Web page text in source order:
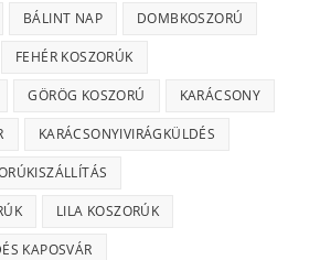
BÁLINT NAP DOMBKOSZORÚ
FEHÉR KOSZORÚK
GÖRÖG KOSZORÚ KARÁCSONY
KARÁCSONYIVIRÁGKÜLDÉS
LILA KOSZORÚK
KAPOSVÁR